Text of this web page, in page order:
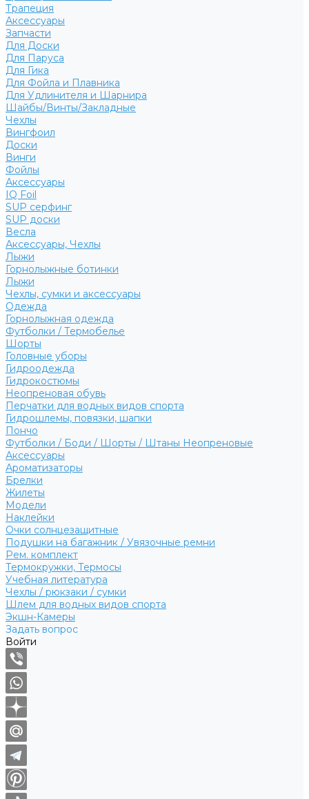
Трапеция
Аксессуары
Запчасти
Для Доски
Для Паруса
Для Гика
Для Фойла и Плавника
Для Удлинителя и Шарнира
Шайбы/Винты/Закладные
Чехлы
Вингфоил
Доски
Винги
Фойлы
Аксессуары
IQ Foil
SUP серфинг
SUP доски
Весла
Аксессуары, Чехлы
Лыжи
Горнолыжные ботинки
Лыжи
Чехлы, сумки и аксессуары
Одежда
Горнолыжная одежда
Футболки / Термобелье
Шорты
Головные уборы
Гидроодежда
Гидрокостюмы
Неопреновая обувь
Перчатки для водных видов спорта
Гидрошлемы, повязки, шапки
Пончо
Футболки / Боди / Шорты / Штаны Неопреновые
Аксессуары
Ароматизаторы
Брелки
Жилеты
Модели
Наклейки
Очки солнцезащитные
Подушки на багажник / Увязочные ремни
Рем. комплект
Термокружки, Термосы
Учебная литература
Чехлы / рюкзаки / сумки
Шлем для водных видов спорта
Экшн-Камеры
Задать вопрос
Войти